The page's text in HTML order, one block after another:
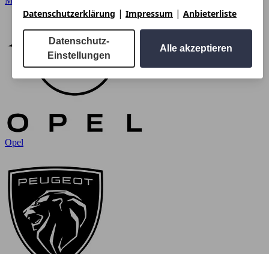
Opel
Datenschutzerklärung | Impressum | Anbieterliste
Datenschutz-
Einstellungen
Alle akzeptieren